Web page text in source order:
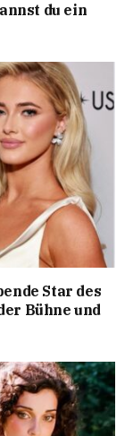
du ein
Star des
Bühne und